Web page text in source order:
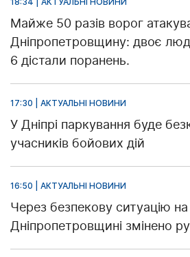
Майже 50 разів ворог
Дніпропетровщину: двоє
6 дістали поранень.
17:30 | АКТУАЛЬНІ НОВИНИ
У Дніпрі паркування буде
учасників бойових дій
16:50 | АКТУАЛЬНІ НОВИНИ
Через безпекову ситуацію на
Дніпропетровщині змінено